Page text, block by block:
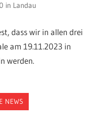
in Landau
dass wir in allen drei
am 19.11.2023 in
werden.
NEWS